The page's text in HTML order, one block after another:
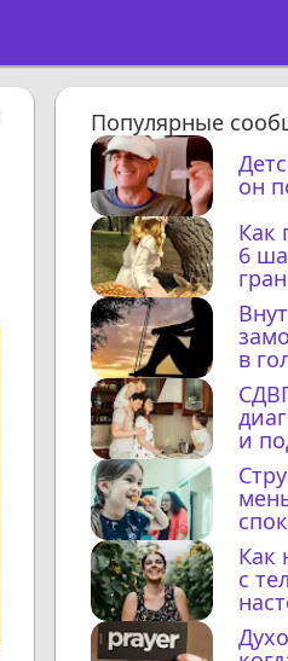
Популярные
он
Как
6
в
и
Как
с